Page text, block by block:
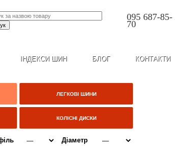
095 687-85-
70
ІНДЕКСИ ШИН БЛОГ КОНТАКТИ
ЛЕГКОВІ ШИНИ
КОЛІСНІ ДИСКИ
Діаметр